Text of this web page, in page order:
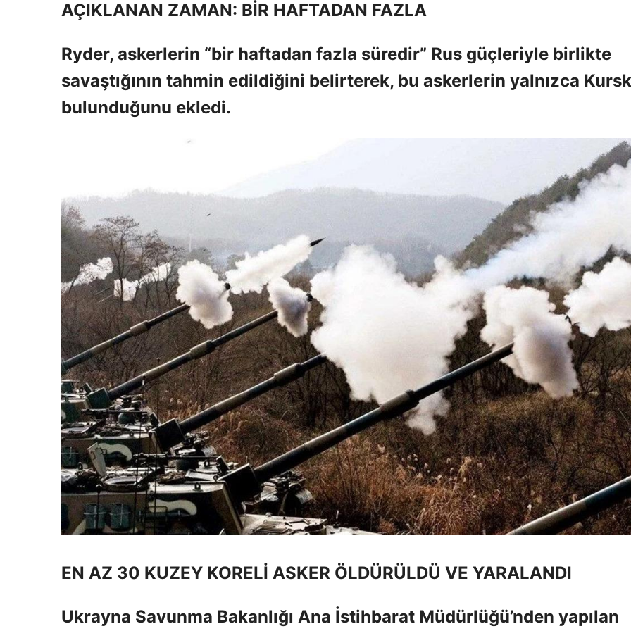
AÇIKLANAN ZAMAN: BİR HAFTADAN FAZLA
Ryder, askerlerin “bir haftadan fazla süredir” Rus güçleriyle birlikte
savaştığının tahmin edildiğini belirterek, bu askerlerin yalnızca
bulunduğunu ekledi.
EN AZ 30 KUZEY KORELİ ASKER ÖLDÜRÜLDÜ VE YARALANDI
Ukrayna Savunma Bakanlığı Ana İstihbarat Müdürlüğü’nden yapılan